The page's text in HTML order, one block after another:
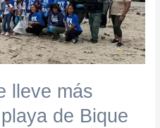
lleve más
de Bique